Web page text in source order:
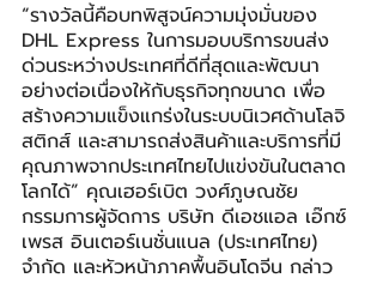
“รางวัลนี้คือบทพิสูจน์ความมุ่งมั่นของ
DHL Express ในการมอบบริการขนส่ง
ด่วนระหว่างประเทศที่ดีที่สุดและพัฒนา
อย่างต่อเนื่องให้กับธุรกิจทุกขนาด เพื่อ
สร้างความแข็งแกร่งในระบบนิเวศด้านโลจิ
สติกส์ และสามารถส่งสินค้าและบริการที่มี
คุณภาพจากประเทศไทยไปแข่งขันในตลาด
โลกได้” คุณเฮอร์เบิต วงศ์ภูษณชัย
กรรมการผู้จัดการ บริษัท ดีเอชแอล เอ๊กซ์
เพรส อินเตอร์เนชั่นแนล (ประเทศไทย)
จำกัด และหัวหน้าภาคพื้นอินโดจีน กล่าว